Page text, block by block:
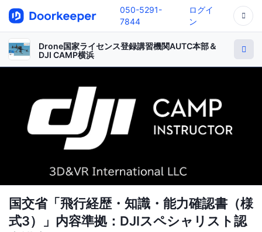
050-5291-
7844
ログイ
ン
Drone国家ライセンス登録講習機関AUTC本部＆
DJI CAMP横浜
国交省「飛行経歴・知識・能力確認書（様
式3）」内容準拠：DJIスペシャリスト認